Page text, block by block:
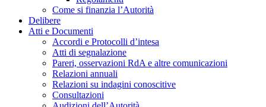
Come si finanzia l’Autorità
Delibere
Atti e Documenti
Accordi e Protocolli d’intesa
Atti di segnalazione
Pareri, osservazioni RdA e altre comunicazioni
Relazioni annuali
Relazioni su indagini conoscitive
Consultazioni